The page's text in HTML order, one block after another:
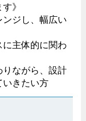
》
ンジし、幅広い
に主体的に関わ
りながら、設計
きたい方